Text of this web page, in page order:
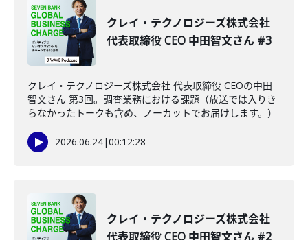
クレイ・テクノロジーズ株式会社
代表取締役 CEO 中田智文さん #3
クレイ・テクノロジーズ株式会社 代表取締役 CEOの中田
智文さん 第3回。調査業務における課題（放送では入りき
らなかったトークも含め、ノーカットでお届けします。）
2026.06.24|00:12:28
クレイ・テクノロジーズ株式会社
代表取締役 CEO 中田智文さん #2